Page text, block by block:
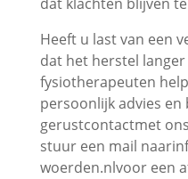
Heeft u last van een
dat het herstel
fysiotherapeuten
persoonlijk advies en
gerustcontactmet
stuur een mail
woerden.nlvoor een